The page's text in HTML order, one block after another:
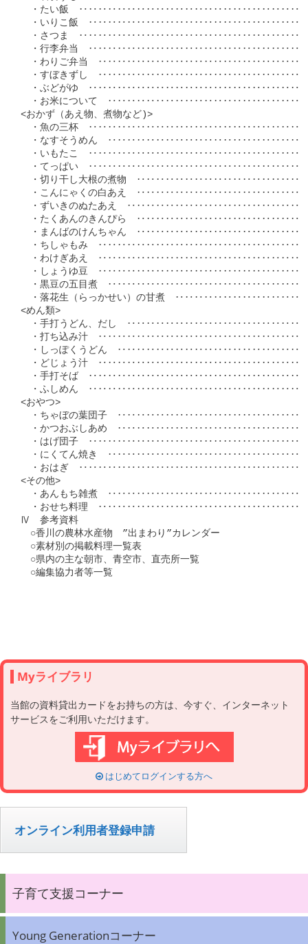
・たい飯　‥‥‥‥‥‥‥‥‥‥‥‥‥‥‥‥‥‥‥‥‥‥‥‥‥
・いりこ飯　‥‥‥‥‥‥‥‥‥‥‥‥‥‥‥‥‥‥‥‥‥‥‥‥
・さつま　‥‥‥‥‥‥‥‥‥‥‥‥‥‥‥‥‥‥‥‥‥‥‥‥‥
・行李弁当　‥‥‥‥‥‥‥‥‥‥‥‥‥‥‥‥‥‥‥‥‥‥‥‥
・わりご弁当　
・すぼきずし　
・ぶどがゆ　
・お米について　‥‥‥‥‥‥‥‥‥‥‥‥‥‥‥‥‥‥‥‥‥‥
<おかず（あえ物、煮物など)>
・魚の三杯　‥‥‥‥‥‥‥‥‥‥‥‥‥‥‥‥‥‥‥‥‥‥‥‥
・なすそうめん　‥‥‥‥‥‥‥‥‥‥‥‥‥‥‥‥‥‥‥‥‥‥
・いもたこ　‥‥‥‥‥‥‥‥‥‥‥‥‥‥‥‥‥‥‥‥‥‥‥‥
・てっぱい　‥‥‥‥‥‥‥‥‥‥‥‥‥‥‥‥‥‥‥‥‥‥‥‥
・切り干し大根の煮物　
・こんにゃくの白あえ　
・ずいきのぬたあえ　
・たくあんのきんぴら　
・まんばのけんちゃん　
・ちしゃもみ　‥‥‥‥‥‥‥‥‥‥‥‥‥‥‥‥‥‥‥‥‥‥‥
・わけぎあえ　‥‥‥‥‥‥‥‥‥‥‥‥‥‥‥‥‥‥‥‥‥‥‥
・しょうゆ豆　‥‥‥‥‥‥‥‥‥‥‥‥‥‥‥‥‥‥‥‥‥‥‥
・黒豆の五目煮　‥‥‥‥‥‥‥‥‥‥‥‥‥‥‥‥‥‥‥‥‥‥
・落花生（らっかせい）の甘煮　
<めん類>
・手打うどん、だし　
・打ち込み汁　‥‥‥‥‥‥‥‥‥‥‥‥‥‥‥‥‥‥‥‥‥‥‥
・しっぽくうどん　‥‥‥‥‥‥‥‥‥‥‥‥‥‥‥‥‥‥‥‥‥
・どじょう汁　‥‥‥‥‥‥‥‥‥‥‥‥‥‥‥‥‥‥‥‥‥‥‥
・手打そば　‥‥‥‥‥‥‥‥‥‥‥‥‥‥‥‥‥‥‥‥‥‥‥‥
・ふしめん　‥‥‥‥‥‥‥‥‥‥‥‥‥‥‥‥‥‥‥‥‥‥‥‥
<おやつ>
・ちゃぼの葉団子　‥‥‥‥‥‥‥‥‥‥‥‥‥‥‥‥‥‥‥‥‥
・かつおぶしあめ　‥‥‥‥‥‥‥‥‥‥‥‥‥‥‥‥‥‥‥‥‥
・はげ団子　‥‥‥‥‥‥‥‥‥‥‥‥‥‥‥‥‥‥‥‥‥‥‥‥
・にくてん焼き　‥‥‥‥‥‥‥‥‥‥‥‥‥‥‥‥‥‥‥‥‥‥
・おはぎ　‥‥‥‥‥‥‥‥‥‥‥‥‥‥‥‥‥‥‥‥‥‥‥‥‥
<その他>
・あんもち雑煮　‥‥‥‥‥‥‥‥‥‥‥‥‥‥‥‥‥‥‥‥‥‥
・おせち料理　‥‥‥‥‥‥‥‥‥‥‥‥‥‥‥‥‥‥‥‥‥‥‥
Ⅳ　参考資料
○香川の農林水産物　”出まわり”カレンダー
○素材別の掲載料理一覧表
○県内の主な朝市、青空市、直売所一覧
○編集協力者等一覧
Myライブラリ
当館の資料貸出カードをお持ちの方は、今すぐ、インターネット
サービスをご利用いただけます。
はじめてログインする方へ
オンライン利用者登録申請
子育て支援コーナー
Young Generationコーナー